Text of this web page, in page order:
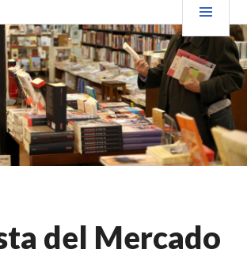
NOTICIAS
del Mercado